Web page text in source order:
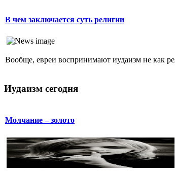
В чем заключается суть религии
Вообще, евреи воспринимают иудаизм не как
Иудаизм сегодня
Молчание – золото